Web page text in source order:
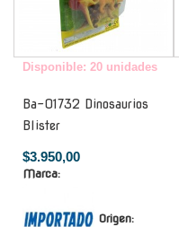
Disponible: 20 unidades
Ba-01732 Dinosaurios
Blister
$3.950,00
Marca:
Origen: